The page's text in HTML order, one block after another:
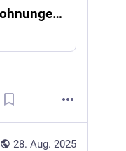
Unsanierte Wohnungen wurden in Wien zur Hitzefalle
28. Aug. 2025